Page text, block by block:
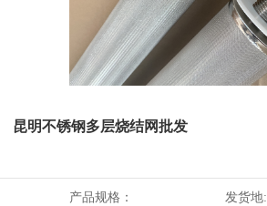
昆明不锈钢多层烧结网批发
产品规格： 发货地: